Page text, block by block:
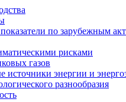
по зарубежным
рисками
газов
источники энергии и
разнообразия